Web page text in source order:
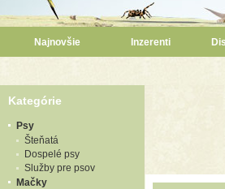
Najnovšie Inzerenti
Kategórie
Psy
Šteňatá
Dospelé psy
Služby pre psov
Mačky